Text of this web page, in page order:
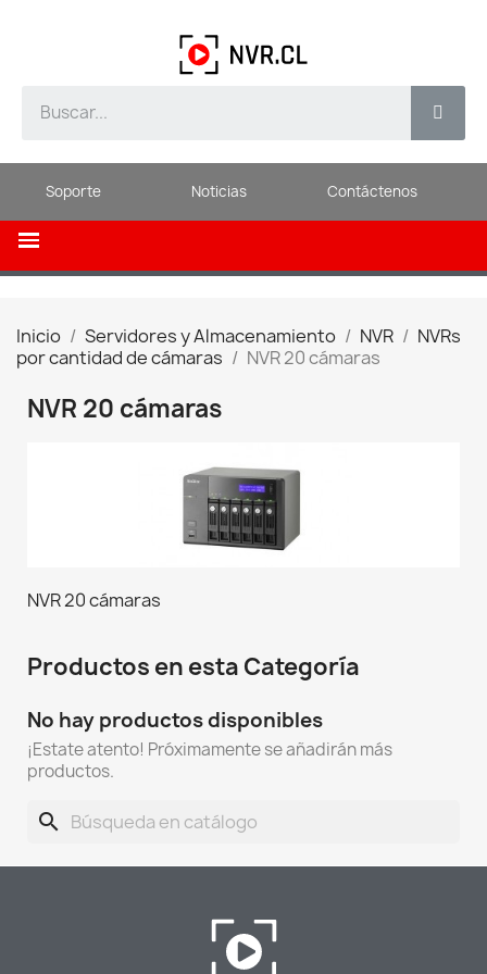
Soporte Noticias Contáctenos
Inicio Servidores y Almacenamiento NVR
NVRs
por cantidad de cámaras
NVR 20 cámaras
NVR 20 cámaras
NVR 20 cámaras
Productos en esta Categoría
No hay productos disponibles
¡Estate atento! Próximamente se añadirán más
productos.
search